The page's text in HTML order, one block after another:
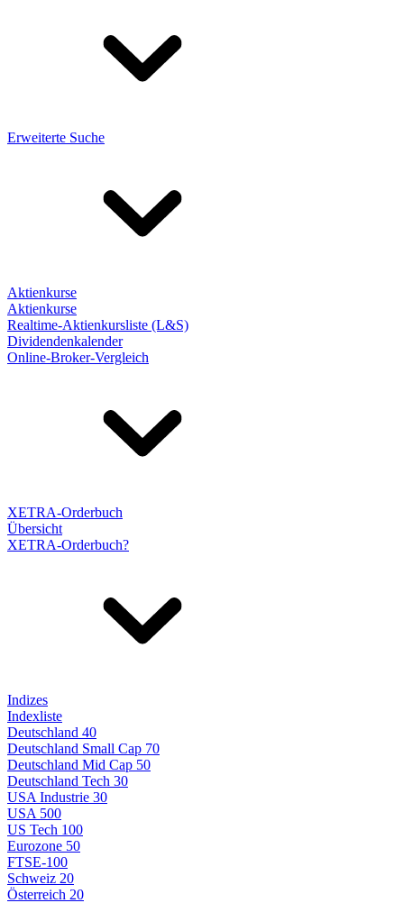
Erweiterte Suche
Aktienkurse
Aktienkurse
Realtime-Aktienkursliste (L&S)
Dividendenkalender
Online-Broker-Vergleich
XETRA-Orderbuch
Übersicht
XETRA-Orderbuch?
Indizes
Indexliste
Deutschland 40
Deutschland Small Cap 70
Deutschland Mid Cap 50
Deutschland Tech 30
USA Industrie 30
USA 500
US Tech 100
Eurozone 50
FTSE-100
Schweiz 20
Österreich 20